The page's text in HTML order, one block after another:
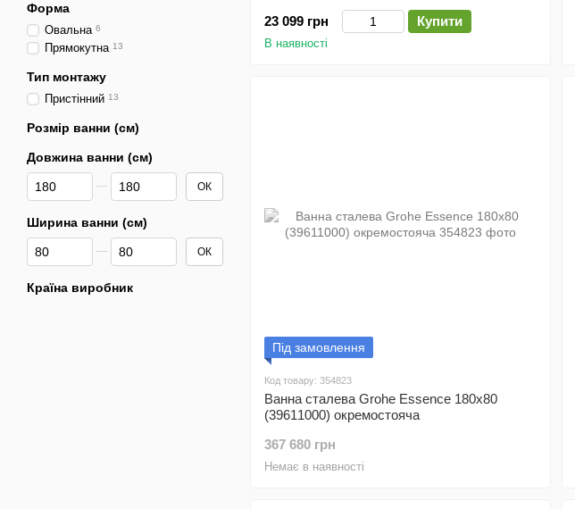
23 099 грн
Купити
В наявності
Під замовлення
Код товару: 354823
Ванна сталева Grohe Essence 180x80
(39611000) окремостояча
367 680 грн
Немає в наявності
Форма
Овальна 6
Прямокутна 13
Тип монтажу
Пристінний 13
Розмір ванни (см)
Довжина ванни (см)
Від Довжина ванни (см)
До Довжина ванни (см) ОК
Ширина ванни (см)
Від Ширина ванни (см)
До Ширина ванни (см) ОК
Країна виробник